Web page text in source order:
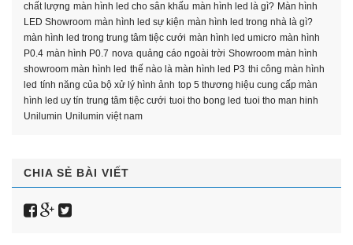
chất lượng màn hình led cho sân khấu màn hình led là gì? Màn hình
LED Showroom màn hình led sự kiện màn hình led trong nhà là gì?
màn hình led trong trung tâm tiệc cưới màn hình led umicro màn hình
P0.4 màn hình P0.7 nova quảng cáo ngoài trời Showroom màn hình
showroom màn hình led thế nào là màn hình led P3 thi công màn hình
led tính năng của bộ xử lý hình ảnh top 5 thương hiệu cung cấp màn
hình led uy tín trung tâm tiệc cưới tuoi tho bong led tuoi tho man hinh
Unilumin Unilumin việt nam
CHIA SẺ BÀI VIẾT